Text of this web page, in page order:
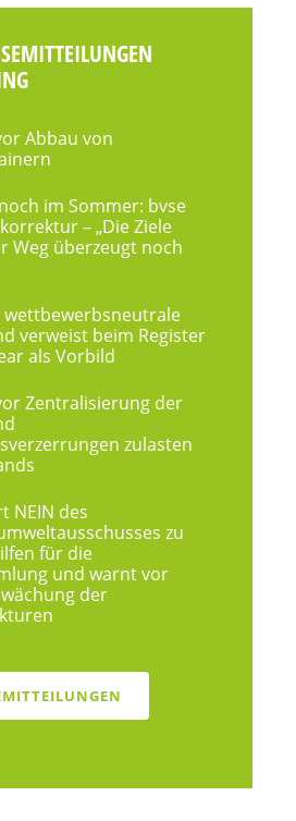
Abbau von
im Sommer: bvse
– „Die Ziele
Weg überzeugt noch
verweist beim Register
als Vorbild
Zentralisierung der
zulasten
NEIN des
zu
für die
und warnt vor
der